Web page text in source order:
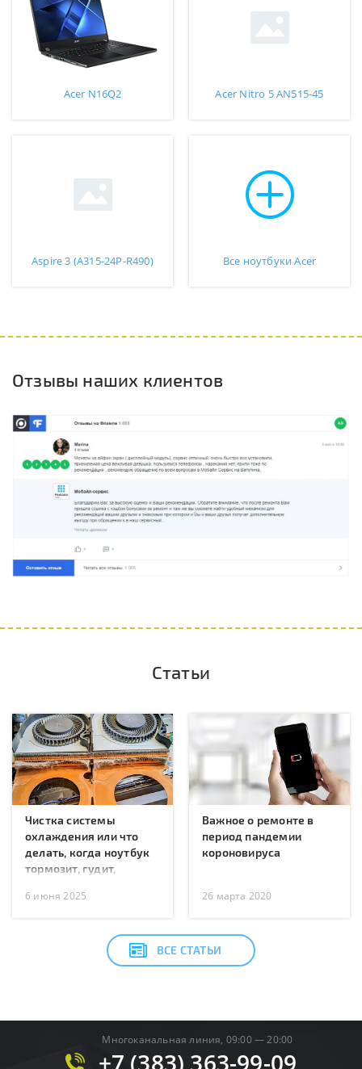
Acer N16Q2 Acer Nitro 5 AN515-45
Aspire 3 (A315-24P-R490) Все ноутбуки Acer
Отзывы наших клиентов
Статьи
Чистка системы
охлаждения или что
делать, когда ноутбук
тормозит, гудит,
перезагружается?
6 июня 2025
Важное о ремонте в
период пандемии
короновируса
26 марта 2020
ВСЕ СТАТЬИ
Многоканальная линия, 09:00 — 20:00
+7 (383) 363-99-09